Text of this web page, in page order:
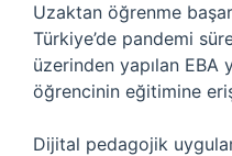
Uzaktan öğrenme
Türkiye’de pandemi
üzerinden yapılan EBA
öğrencinin eğitimine
Dijital pedagojik